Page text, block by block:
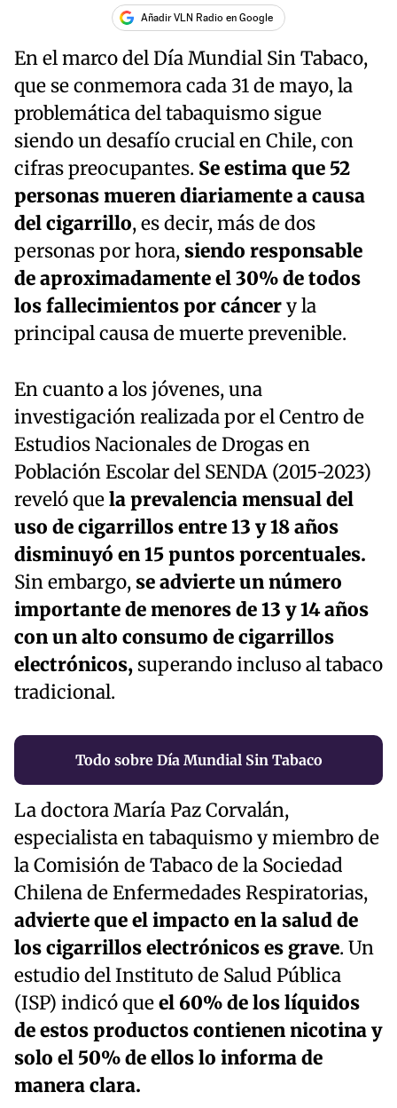
Añadir VLN Radio en Google
En el marco del Día Mundial Sin Tabaco,
que se conmemora cada 31 de mayo, la
problemática del tabaquismo sigue
siendo un desafío crucial en Chile, con
cifras preocupantes. Se estima que 52
personas mueren diariamente a causa
del cigarrillo, es decir, más de dos
personas por hora, siendo responsable
de aproximadamente el 30% de todos
los fallecimientos por cáncery la
principal causa de muerte prevenible.
En cuanto a los jóvenes, una
investigación realizada por el Centro de
Estudios Nacionales de Drogas en
Población Escolar del SENDA (2015-2023)
reveló quela prevalencia mensual del
uso de cigarrillos entre 13 y 18 años
disminuyó en 15 puntos porcentuales.
Sin embargo, se advierte un número
importante de menores de 13 y 14 años
con un alto consumo de cigarrillos
electrónicos, superando incluso al tabaco
tradicional.
Todo sobre Día Mundial Sin Tabaco
La doctora María Paz Corvalán,
especialista en tabaquismo y miembro de
la Comisión de Tabaco de la Sociedad
Chilena de Enfermedades Respiratorias,
advierte que el impacto en la salud de
los cigarrillos electrónicos es grave. Un
estudio del Instituto de Salud Pública
(ISP) indicó queel 60% de los líquidos
de estos productos contienen nicotina y
solo el 50% de ellos lo informa de
manera clara.